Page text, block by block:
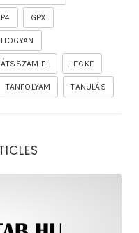
GPX
HOGYAN
EL LECKE
TANFOLYAM TANULÁS